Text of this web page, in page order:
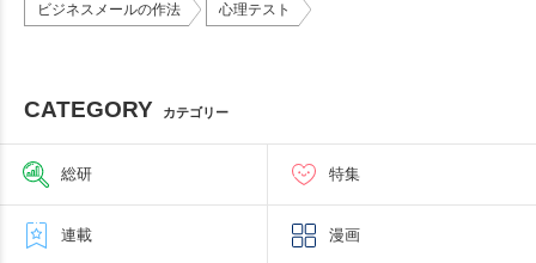
ビジネスメールの作法 心理テスト
CATEGORY カテゴリー
総研 特集
連載 漫画